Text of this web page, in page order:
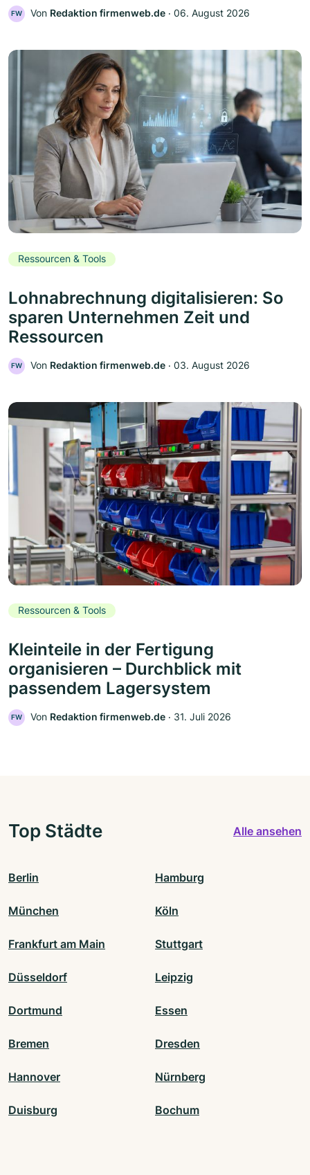
FW Von Redaktion firmenweb.de ‧ 06. August 2026
Ressourcen & Tools
Lohnabrechnung digitalisieren: So
sparen Unternehmen Zeit und
Ressourcen
FW Von Redaktion firmenweb.de ‧ 03. August 2026
Ressourcen & Tools
Kleinteile in der Fertigung
organisieren – Durchblick mit
passendem Lagersystem
FW Von Redaktion firmenweb.de ‧ 31. Juli 2026
Top Städte Alle ansehen
Berlin Hamburg
München Köln
Frankfurt am Main Stuttgart
Düsseldorf Leipzig
Dortmund Essen
Bremen Dresden
Hannover Nürnberg
Duisburg Bochum